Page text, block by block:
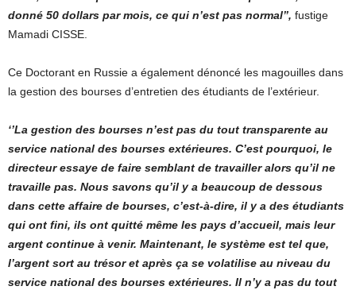
donné 50 dollars par mois, ce qui n’est pas normal’’, fustige
Mamadi CISSE.
Ce Doctorant en Russie a également dénoncé les magouilles dans
la gestion des bourses d’entretien des étudiants de l’extérieur.
‘’La gestion des bourses n’est pas du tout transparente au
service national des bourses extérieures. C’est pourquoi, le
directeur essaye de faire semblant de travailler alors qu’il ne
travaille pas. Nous savons qu’il y a beaucoup de dessous
dans cette affaire de bourses, c’est-à-dire, il y a des étudiants
qui ont fini, ils ont quitté même les pays d’accueil, mais leur
argent continue à venir. Maintenant, le système est tel que,
l’argent sort au trésor et après ça se volatilise au niveau du
service national des bourses extérieures. Il n’y a pas du tout